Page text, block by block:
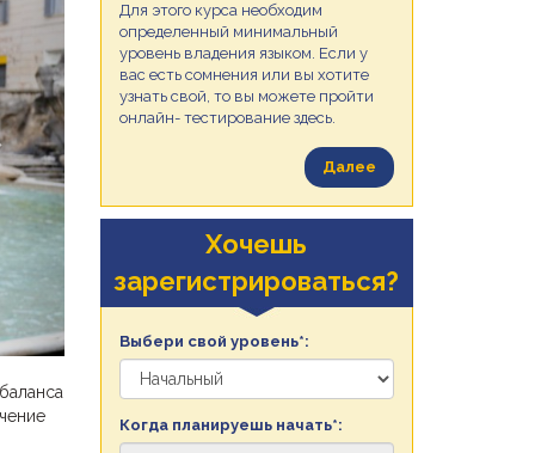
Для этого курса необходим
определенный минимальный
уровень владения языком. Если у
вас есть сомнения или вы хотите
узнать свой, то вы можете пройти
онлайн- тестирование здесь.
Далее
Хочешь
зарегистрироваться?
Выбери свой уровень*:
Когда планируешь начать*: